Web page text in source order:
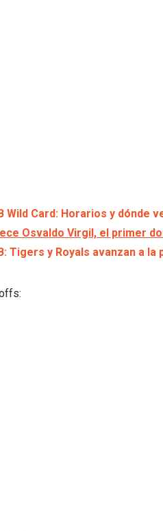
Wild Card: Horarios y dónde
Osvaldo Virgil, el primer
Tigers y Royals avanzan a la